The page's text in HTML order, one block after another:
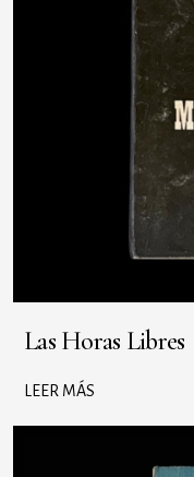
Las Horas Libres
LEER MÁS